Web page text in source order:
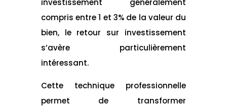
investissement généralement
compris entre 1 et 3% de la valeur du
bien, le retour sur investissement
s’avère particulièrement
intéressant.
Cette technique professionnelle
permet de transformer